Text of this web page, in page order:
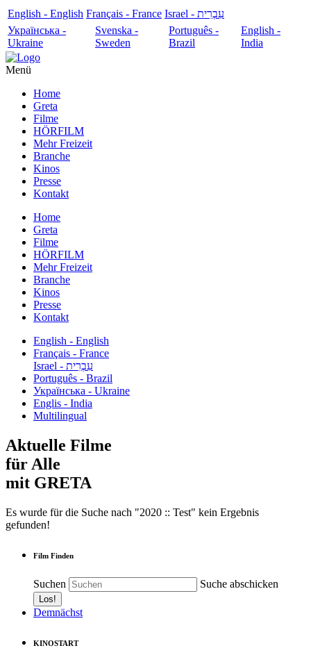
English - English Français - France
עִבְרִית - Israel
Українська -
Ukraine
Svenska -
Sweden
Português -
Brazil
English -
India
Menü
Home
Greta
Filme
HÖRFILM
Mehr Freizeit
Branche
Kinos
Presse
Kontakt
Home
Greta
Filme
HÖRFILM
Mehr Freizeit
Branche
Kinos
Presse
Kontakt
English - English
Français - France
עִבְרִית - Israel
Português - Brazil
Українська - Ukraine
Englis - India
Multilingual
Aktuelle Filme
für Alle
mit GRETA
Es wurde für die Suche nach "2020 :: Test" kein Ergebnis
gefunden!
Film Finden
Suchen Suche abschicken
Demnächst
KINOSTART